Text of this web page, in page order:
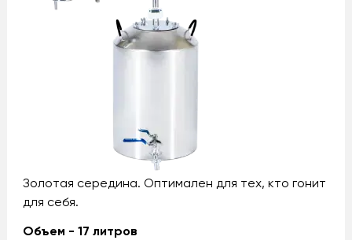
Золотая середина. Оптимален для тех, кто гонит
для себя.
Объем - 17 литров